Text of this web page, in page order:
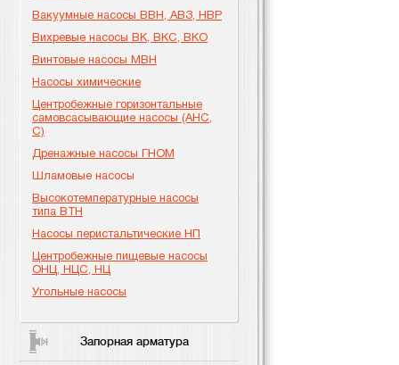
Вакуумные насосы ВВН, АВЗ, НВР
Вихревые насосы ВК, ВКС, ВКО
Винтовые насосы МВН
Насосы химические
Центробежные горизонтальные
самовсасывающие насосы (АНС,
С)
Дренажные насосы ГНОМ
Шламовые насосы
Высокотемпературные насосы
типа ВТН
Насосы перистальтические НП
Центробежные пищевые насосы
ОНЦ, НЦС, НЦ
Угольные насосы
Запорная арматура